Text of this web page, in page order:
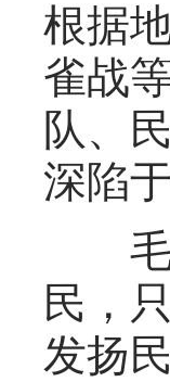
根据
雀战
队、
深陷
毛泽
民，
发扬